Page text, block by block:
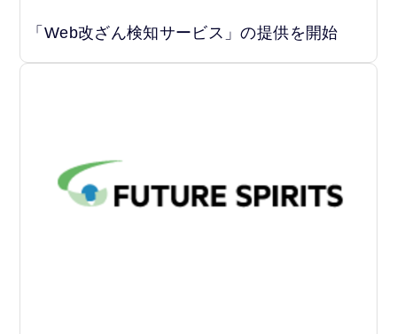
「Web改ざん検知サービス」の提供を開始